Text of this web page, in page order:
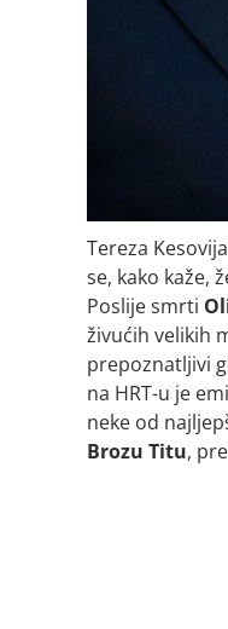
Tereza
se, kako kaže,
Poslije smrti
živućih velikih
prepoznatljivi
na HRT-u je
neke od
Brozu Titu,